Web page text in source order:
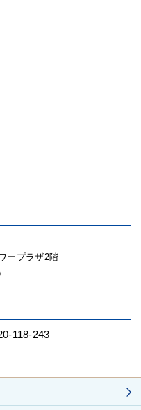
ープラザ2階
118-243